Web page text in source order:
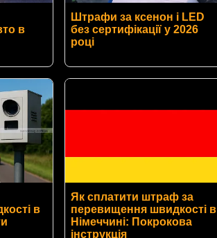
в
Штрафи за ксенон і LED
без сертифікації у 2026
році
в
Як сплатити штраф за
перевищення швидкості в
Німеччині: Покрокова
інструкція